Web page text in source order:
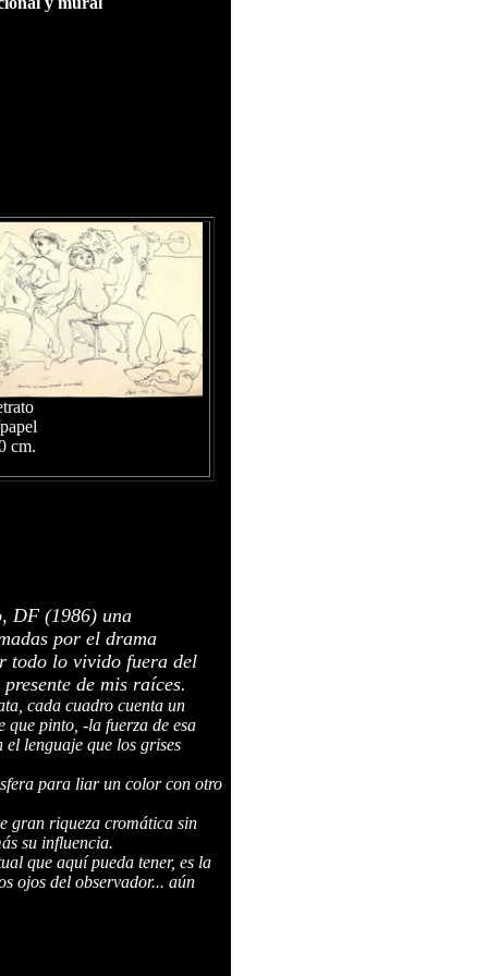
cm.
DF (1986) una
por el drama
todo lo vivido fuera del
de mis raíces.
cada cuadro cuenta un
que pinto, -la fuerza de esa
el lenguaje que los grises
para liar un color con otro
gran riqueza cromática sin
su influencia.
que aquí pueda tener, es la
ojos del observador... aún